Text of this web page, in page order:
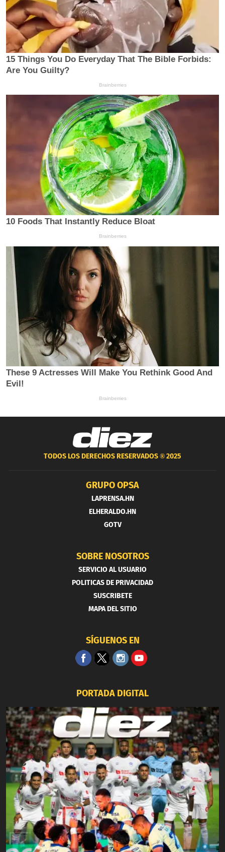
TODOS LOS DERECHOS RESERVADOS ®2025
GRUPO OPSA
LAPRENSA.HN
ELHERALDO.HN
GOTV
SOBRE NOSOTROS
SERVICIO AL USUARIO
POLITICAS DE PRIVACIDAD
SUSCRIBETE
MAPA DEL SITIO
SÍGUENOS EN
PORTADA DIGITAL